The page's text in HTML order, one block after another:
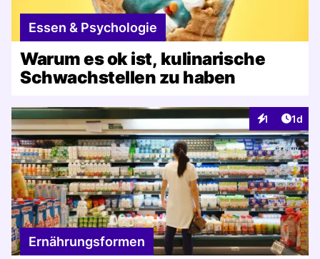
Essen & Psychologie
Warum es ok ist, kulinarische
Schwachstellen zu haben
1
Interaktionen
1d
Ernährungsformen